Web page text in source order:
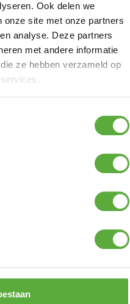
Ook delen we
onze site met onze partners
analyse. Deze partners
met andere informatie
ze hebben verzameld op
aan huis
Shops